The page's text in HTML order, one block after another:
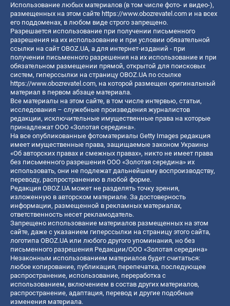
Использование любых материалов (в том числе фото- и видео-),
размещенных на этом сайте https://www.obozrevatel.com и на всех
его поддоменах, в любом виде строго запрещено.
Разрешается использование при получении письменного
разрешения на их использование и при условии обязательной
ссылки на сайт OBOZ.UA, а для интернет-изданий - при
получении письменного разрешения на их использование и при
обязательном размещении прямой, открытой для поисковых
систем, гиперссылки на страницу OBOZ.UA по ссылке
https://www.obozrevatel.com, на которой размещен оригинальный
материал в первом абзаце материала.
Все материалы на этом сайте, в том числе интервью, статьи,
исследования – служебные произведения журналистов
редакции, исключительные имущественные права на которые
принадлежат ООО «Золотая середина».
На все опубликованные фотоматериалы Getty Images редакция
имеет имущественные права, защищаемые законом Украины
«Об авторских правах и смежных правах», никто не имеет права
без письменного разрешения ООО «Золотая середина» их
использовать, они не подлежат дальнейшему воспроизводству,
переводу, распространению в любой форме.
Редакция OBOZ.UA может не разделять точку зрения,
изложенную в авторском материале. За достоверность
информации, размещенной в рекламных материалах,
ответственность несет рекламодатель.
Запрещено использование материалов размещенных на этом
сайте, даже с указанием гиперссылки на страницу этого сайта,
логотипа OBOZ.UA или любого другого упоминания, но без
письменного разрешения Редакции/ООО «Золотая середина»
Незаконным использованием материалов будет считаться:
любое копирование, публикация, перепечатка, последующее
распространение, использование, переработка с
использованием, включением в состав других материалов,
распространение, адаптация, перевод и другие подобные
изменения материала.